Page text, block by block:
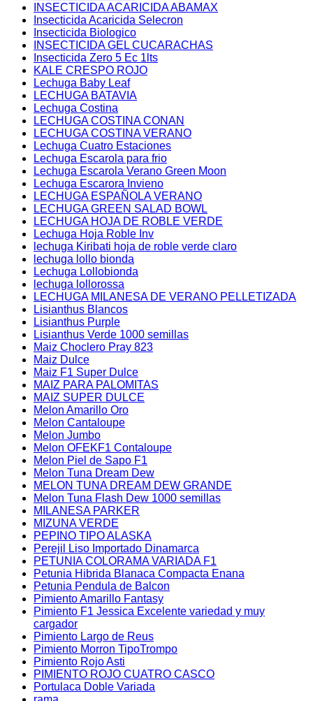
INSECTICIDA ACARICIDA ABAMAX
Insecticida Acaricida Selecron
Insecticida Biologico
INSECTICIDA GEL CUCARACHAS
Insecticida Zero 5 Ec 1lts
KALE CRESPO ROJO
Lechuga Baby Leaf
LECHUGA BATAVIA
Lechuga Costina
LECHUGA COSTINA CONAN
LECHUGA COSTINA VERANO
Lechuga Cuatro Estaciones
Lechuga Escarola para frio
Lechuga Escarola Verano Green Moon
Lechuga Escarora Invieno
LECHUGA ESPAÑOLA VERANO
LECHUGA GREEN SALAD BOWL
LECHUGA HOJA DE ROBLE VERDE
Lechuga Hoja Roble Inv
lechuga Kiribati hoja de roble verde claro
lechuga lollo bionda
Lechuga Lollobionda
lechuga lollorossa
LECHUGA MILANESA DE VERANO PELLETIZADA
Lisianthus Blancos
Lisianthus Purple
Lisianthus Verde 1000 semillas
Maiz Choclero Pray 823
Maiz Dulce
Maiz F1 Super Dulce
MAIZ PARA PALOMITAS
MAIZ SUPER DULCE
Melon Amarillo Oro
Melon Cantaloupe
Melon Jumbo
Melon OFEKF1 Contaloupe
Melon Piel de Sapo F1
Melon Tuna Dream Dew
MELON TUNA DREAM DEW GRANDE
Melon Tuna Flash Dew 1000 semillas
MILANESA PARKER
MIZUNA VERDE
PEPINO TIPO ALASKA
Perejil Liso Importado Dinamarca
PETUNIA COLORAMA VARIADA F1
Petunia Hibrida Blanaca Compacta Enana
Petunia Pendula de Balcon
Pimiento Amarillo Fantasy
Pimiento F1 Jessica Excelente variedad y muy
cargador
Pimiento Largo de Reus
Pimiento Morron TipoTrompo
Pimiento Rojo Asti
PIMIENTO ROJO CUATRO CASCO
Portulaca Doble Variada